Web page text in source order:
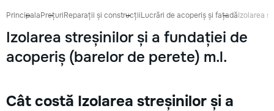
PrincipalaPrețuriReparații și construcțiiLucrări de acoperiș și fațadăIzolarea
Izolarea streșinilor și a fundației de
acoperiș (barelor de perete) m.l.
Cât costă Izolarea streșinilor și a